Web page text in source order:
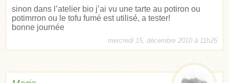
sinon dans l’atelier bio j’ai vu une tarte au potiron ou
potimrron ou le tofu fumé est utilisé, a tester!
bonne journée
mercredi 15, décembre 2010 à 11h25